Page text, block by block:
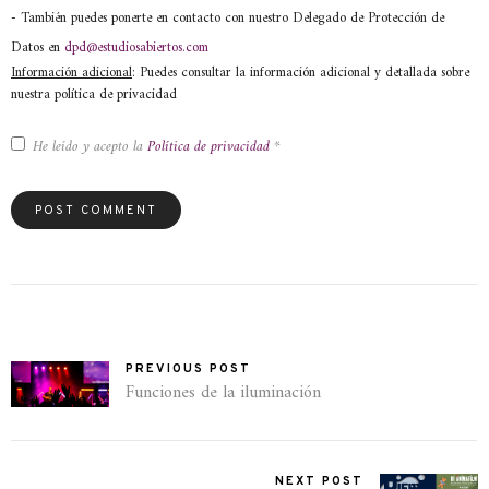
- También puedes ponerte en contacto con nuestro Delegado de Protección de
Datos en dpd@estudiosabiertos.com
Información adicional: Puedes consultar la información adicional y detallada sobre
nuestra política de privacidad
He leído y acepto la Política de privacidad *
PREVIOUS POST
Funciones de la iluminación
NEXT POST